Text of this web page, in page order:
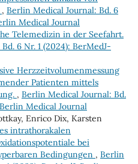
, Berlin Medical Journal: Bd. 6
Medical Journal
Telemedizin in der Seefahrt.
6 Nr. 1 (2024): BerMedJ-
Herzzeitvolumenmessung
Patienten mittels
, Berlin Medical Journal: Bd.
Medical Journal
Enrico Dix, Karsten
intrathorakalen
bei
Bedingungen , Berlin